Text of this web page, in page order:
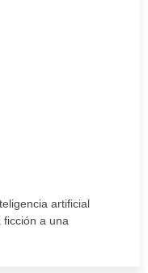
artificial
ficción a una